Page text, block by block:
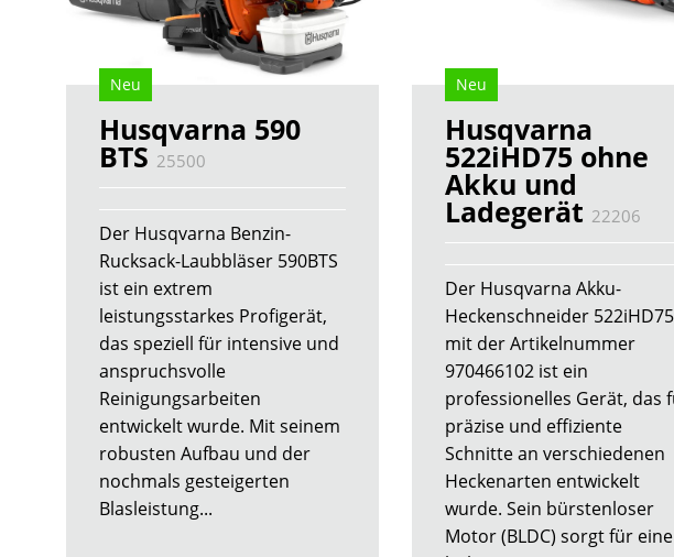
Neu
Husqvarna 590
BTS 25500
Der Husqvarna Benzin-
Rucksack-Laubbläser 590BTS
ist ein extrem
leistungsstarkes Profigerät,
das speziell für intensive und
anspruchsvolle
Reinigungsarbeiten
entwickelt wurde. Mit seinem
robusten Aufbau und der
nochmals gesteigerten
Blasleistung...
Neu
Husqvarna
522iHD75 ohne
Akku und
Ladegerät 22206
Der Husqvarna Akku-
Heckenschneider 522iHD75
mit der Artikelnummer
970466102 ist ein
professionelles Gerät, das
präzise und effiziente
Schnitte an verschiedenen
Heckenarten entwickelt
wurde. Sein bürstenloser
Motor (BLDC) sorgt für eine